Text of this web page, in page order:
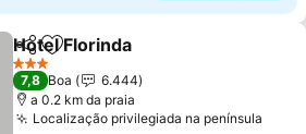
PartilharAdicionar aos favoritos
Hotel Florinda
3 Estrelas
7,8 Boa
6.444
a 0.2 km da praia
Localização privilegiada na península